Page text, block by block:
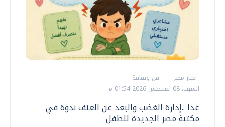
أخبار مصر
فن وثقافة
السبت، 08 اغسطس 2026 01:54 م
غدا ..إدارة الغضب والبعد عن العنف ندوة في
مكتبة مصر الجديدة للطفل